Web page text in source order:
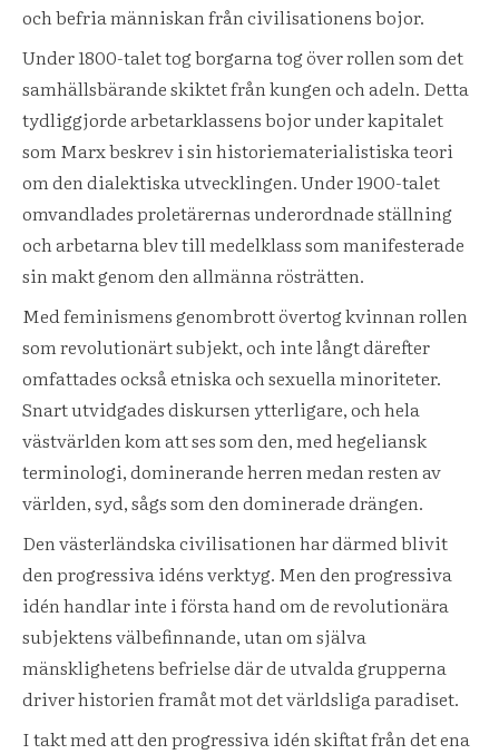
och befria människan från civilisationens bojor.
Under 1800-talet tog borgarna tog över rollen som det
samhällsbärande skiktet från kungen och adeln. Detta
tydliggjorde arbetarklassens bojor under kapitalet
som Marx beskrev i sin historiematerialistiska teori
om den dialektiska utvecklingen. Under 1900-talet
omvandlades proletärernas underordnade ställning
och arbetarna blev till medelklass som manifesterade
sin makt genom den allmänna rösträtten.
Med feminismens genombrott övertog kvinnan rollen
som revolutionärt subjekt, och inte långt därefter
omfattades också etniska och sexuella minoriteter.
Snart utvidgades diskursen ytterligare, och hela
västvärlden kom att ses som den, med hegeliansk
terminologi, dominerande herren medan resten av
världen, syd, sågs som den dominerade drängen.
Den västerländska civilisationen har därmed blivit
den progressiva idéns verktyg. Men den progressiva
idén handlar inte i första hand om de revolutionära
subjektens välbefinnande, utan om själva
mänsklighetens befrielse där de utvalda grupperna
driver historien framåt mot det världsliga paradiset.
I takt med att den progressiva idén skiftat från det ena